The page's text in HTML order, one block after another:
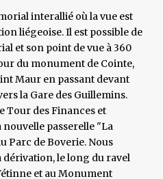
interallié où la vue est
liégeoise. Il est possible de
et son point de vue à 360
du monument de Cointe,
Maur en passant devant
la Gare des Guillemins.
Tour des Finances et
nouvelle passerelle "La
Parc de Boverie. Nous
le long du ravel
et au Monument